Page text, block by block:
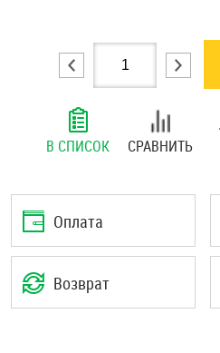
Шплинты
Штифты и пальцы
В СПИСОК СРАВНИТЬ
Оплата
Возврат